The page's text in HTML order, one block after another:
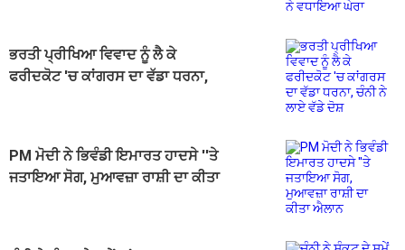
ਭਰਤੀ ਪ੍ਰੀਖਿਆ ਵਿਵਾਦ ਨੂੰ ਲੈ ਕੇ
ਫਰੀਦਕੋਟ 'ਚ ਕਾਂਗਰਸ ਦਾ ਵੱਡਾ ਧਰਨਾ,
PM ਮੋਦੀ ਨੇ ਭਿਵੰਡੀ ਇਮਾਰਤ ਹਾਦਸੇ ''ਤੇ
ਜਤਾਇਆ ਸੋਗ, ਮੁਆਵਜ਼ਾ ਰਾਸ਼ੀ ਦਾ ਕੀਤਾ